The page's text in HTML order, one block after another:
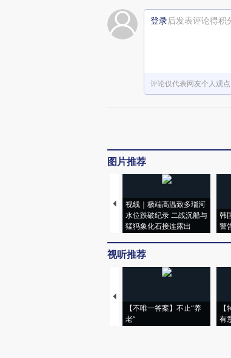
登录后发表评论得积
评论仅代表网友个人观
图片推荐
视线｜极端高温致多瑙河
水位跌破纪录 二战沉船与
猛犸象化石接连露出
韩
警
视听推荐
【不唯一答案】不止“养
老”
有